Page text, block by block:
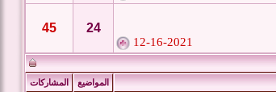
12-16-2021
24
45
المواضيع المشاركات